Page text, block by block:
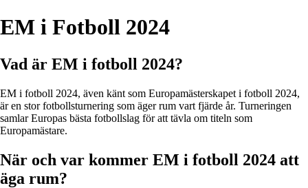
EM i Fotboll 2024
Vad är EM i fotboll 2024?
EM i fotboll 2024, även känt som Europamästerskapet i fotboll 2024,
är en stor fotbollsturnering som äger rum vart fjärde år. Turneringen
samlar Europas bästa fotbollslag för att tävla om titeln som
Europamästare.
När och var kommer EM i fotboll 2024 att
äga rum?